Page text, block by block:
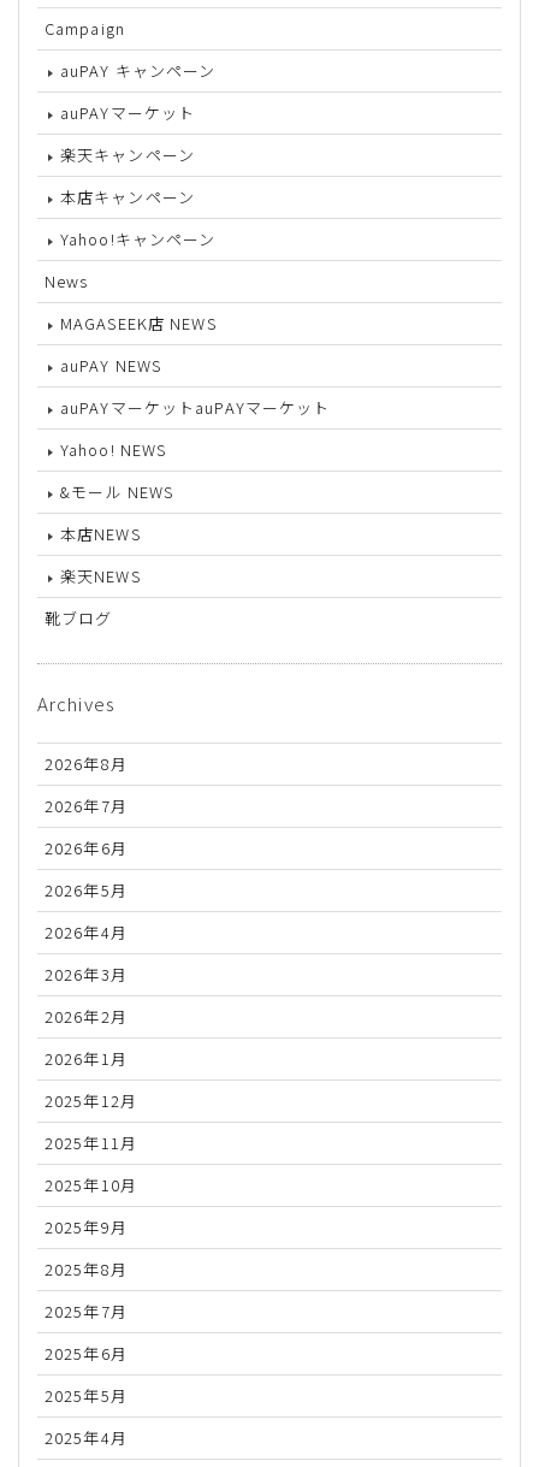
Campaign
auPAY キャンペーン
auPAYマーケット
楽天キャンペーン
本店キャンペーン
Yahoo!キャンペーン
News
MAGASEEK店 NEWS
auPAY NEWS
auPAYマーケットauPAYマーケット
Yahoo! NEWS
&モール NEWS
本店NEWS
楽天NEWS
靴ブログ
Archives
2026年8月
2026年7月
2026年6月
2026年5月
2026年4月
2026年3月
2026年2月
2026年1月
2025年12月
2025年11月
2025年10月
2025年9月
2025年8月
2025年7月
2025年6月
2025年5月
2025年4月